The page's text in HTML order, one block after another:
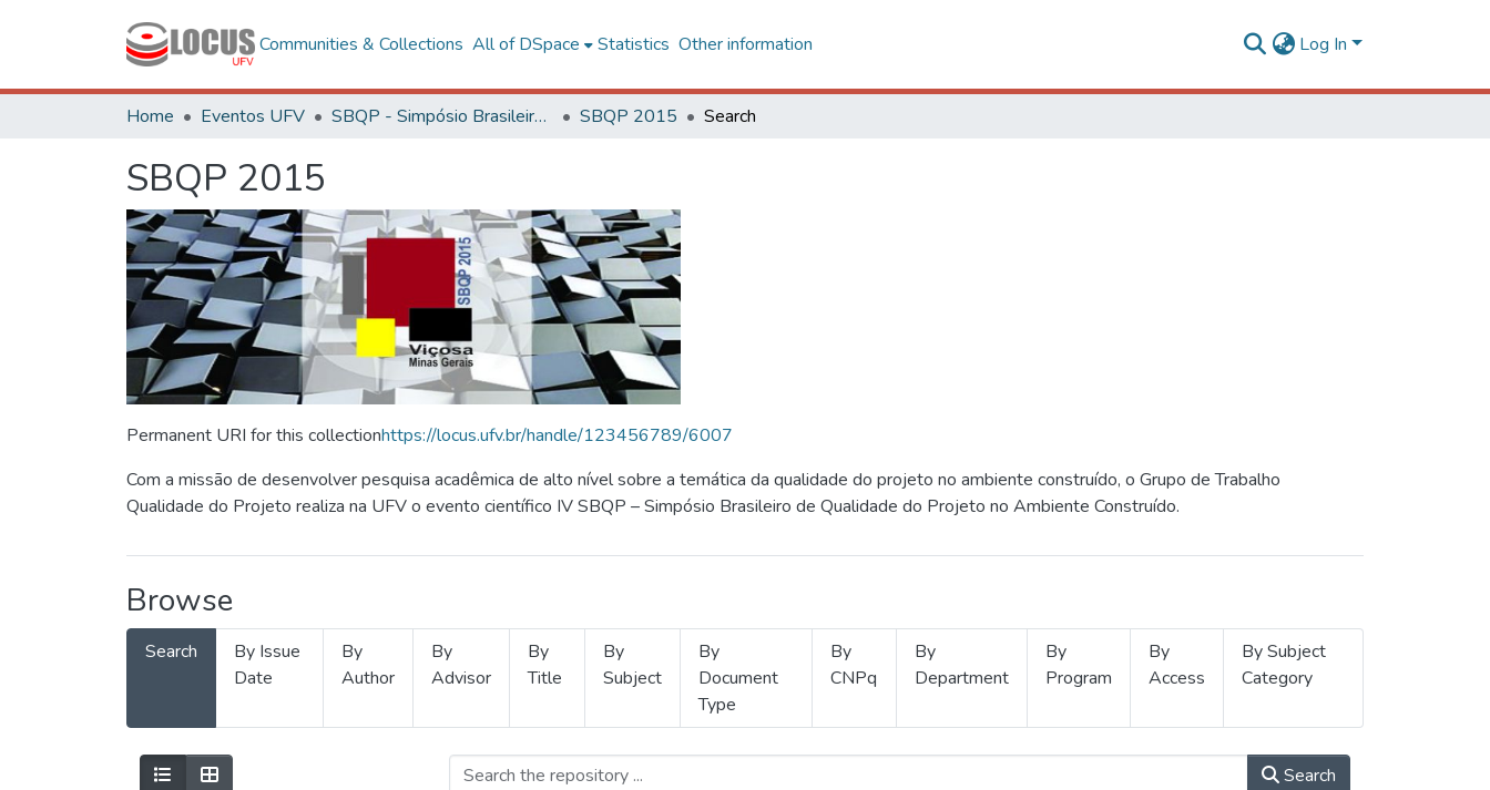
Communities & Collections All of DSpace Statistics Other information Log In
Home Eventos UFV SBQP - Simpósio Brasileiro de Qualidade do Projeto no Ambiente Construído SBQP 2015 Search
SBQP 2015
Permanent URI for this collectionhttps://locus.ufv.br/handle/123456789/6007
Com a missão de desenvolver pesquisa acadêmica de alto nível sobre a temática da qualidade do projeto no ambiente construído, o Grupo de Trabalho
Qualidade do Projeto realiza na UFV o evento científico IV SBQP – Simpósio Brasileiro de Qualidade do Projeto no Ambiente Construído.
Browse
Search
By Issue
Date
By
Author
By
Advisor
By
Title
By
Subject
By
Document
Type
By
CNPq
By
Department
By
Program
By
Access
By Subject
Category
Search